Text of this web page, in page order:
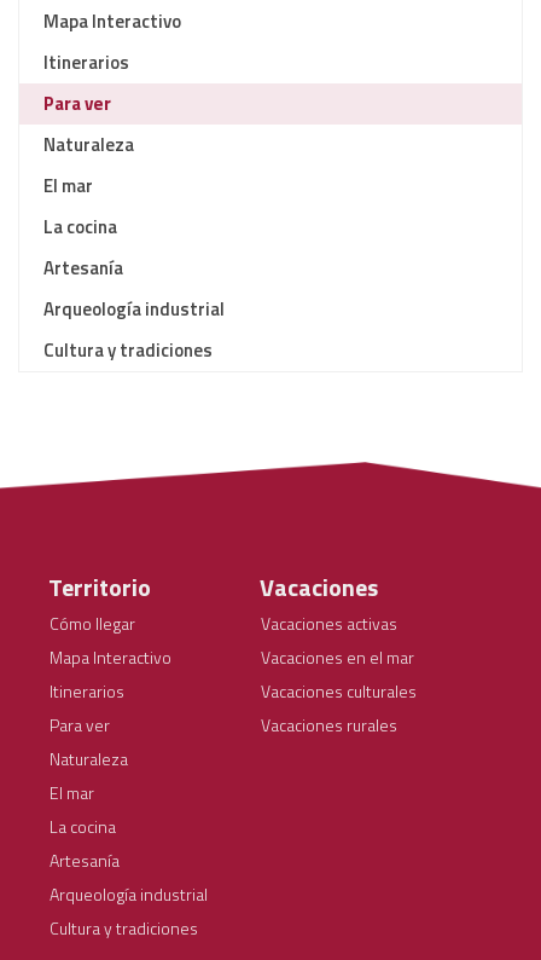
Mapa Interactivo
Itinerarios
Para ver
Naturaleza
El mar
La cocina
Artesanía
Arqueología industrial
Cultura y tradiciones
Territorio
Cómo llegar
Mapa Interactivo
Itinerarios
Para ver
Naturaleza
El mar
La cocina
Artesanía
Arqueología industrial
Cultura y tradiciones
Vacaciones
Vacaciones activas
Vacaciones en el mar
Vacaciones culturales
Vacaciones rurales